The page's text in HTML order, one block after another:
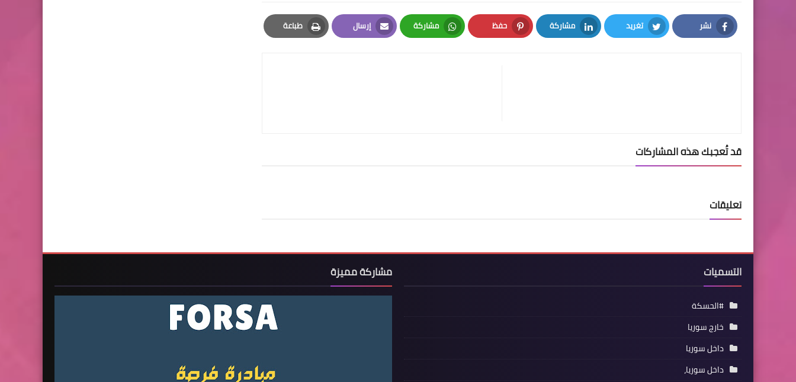
نشر
Facebook
تغريد
Twitter
مشاركة
LinkedIn
حفظ
Pinterest
مشاركة
Whatsapp
إرسال
Email
طباعة
Print
قد تُعجبك هذه المشاركات
تعليقات
التسميات
#الحسكة
خارج سوريا
داخل سوريا
داخل سوريا،
مشاركة مميزة